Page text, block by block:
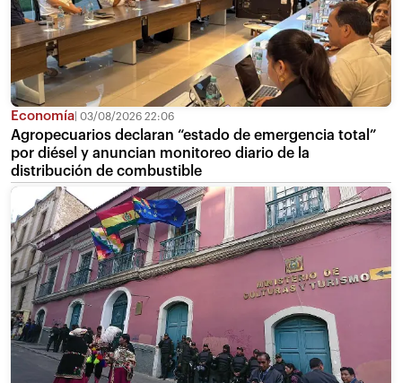
Economía 03/08/2026 22:06
Agropecuarios declaran “estado de emergencia total”
por diésel y anuncian monitoreo diario de la
distribución de combustible